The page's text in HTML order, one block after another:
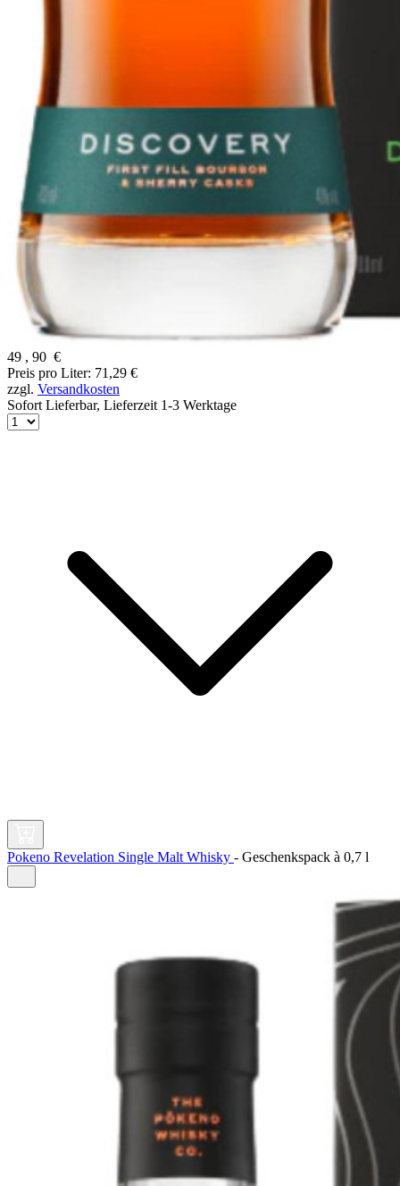
49 , 90 €
Preis pro Liter: 71,29 €
zzgl. Versandkosten
Sofort Lieferbar, Lieferzeit 1-3 Werktage
Pokeno Revelation Single Malt Whisky - Geschenkspack à 0,7 l